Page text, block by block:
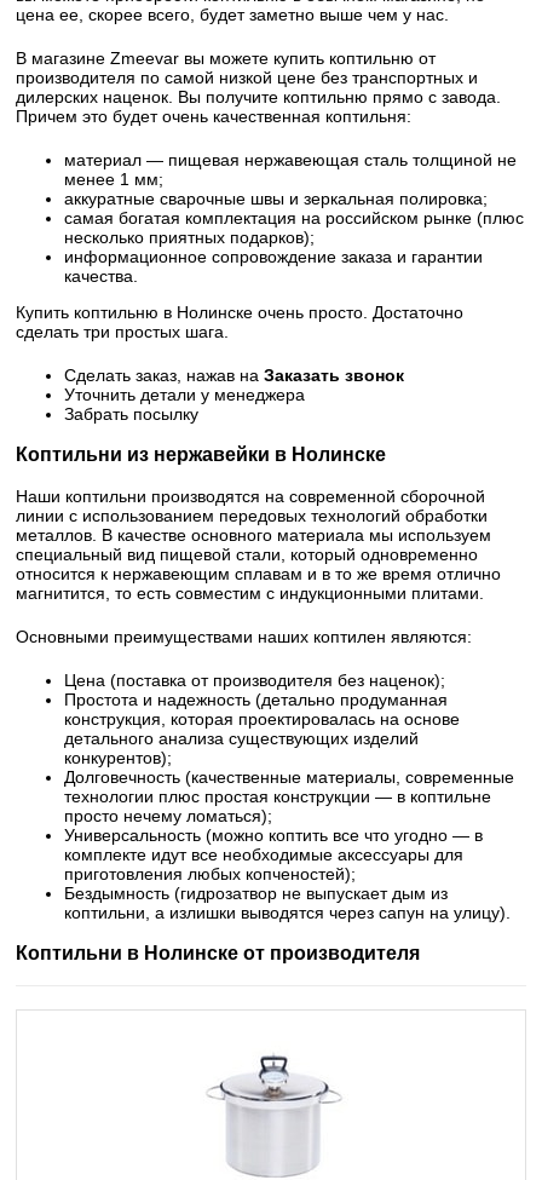
цена ее, скорее всего, будет заметно выше чем у нас.
В магазине Zmeevar вы можете купить коптильню от
производителя по самой низкой цене без транспортных и
дилерских наценок. Вы получите коптильню прямо с завода.
Причем это будет очень качественная коптильня:
материал — пищевая нержавеющая сталь толщиной не
менее 1 мм;
аккуратные сварочные швы и зеркальная полировка;
самая богатая комплектация на российском рынке (плюс
несколько приятных подарков);
информационное сопровождение заказа и гарантии
качества.
Купить коптильню в Нолинске очень просто. Достаточно
сделать три простых шага.
Сделать заказ, нажав наЗаказать звонок
Уточнить детали у менеджера
Забрать посылку
Коптильни из нержавейки в Нолинске
Наши коптильни производятся на современной сборочной
линии с использованием передовых технологий обработки
металлов. В качестве основного материала мы используем
специальный вид пищевой стали, который одновременно
относится к нержавеющим сплавам и в то же время отлично
магнитится, то есть совместим с индукционными плитами.
Основными преимуществами наших коптилен являются:
Цена (поставка от производителя без наценок);
Простота и надежность (детально продуманная
конструкция, которая проектировалась на основе
детального анализа существующих изделий
конкурентов);
Долговечность (качественные материалы, современные
технологии плюс простая конструкции — в коптильне
просто нечему ломаться);
Универсальность (можно коптить все что угодно — в
комплекте идут все необходимые аксессуары для
приготовления любых копченостей);
Бездымность (гидрозатвор не выпускает дым из
коптильни, а излишки выводятся через сапун на улицу).
Коптильни в Нолинске от производителя